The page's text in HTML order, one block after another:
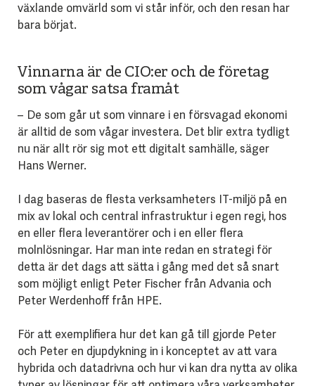
växlande omvärld som vi står inför, och den resan har
bara börjat.
Vinnarna är de CIO:er och de företag
som vågar satsa framåt
– De som går ut som vinnare i en försvagad ekonomi
är alltid de som vågar investera. Det blir extra tydligt
nu när allt rör sig mot ett digitalt samhälle, säger
Hans Werner.
I dag baseras de flesta verksamheters IT-miljö på en
mix av lokal och central infrastruktur i egen regi, hos
en eller flera leverantörer och i en eller flera
molnlösningar. Har man inte redan en strategi för
detta är det dags att sätta i gång med det så snart
som möjligt enligt Peter Fischer från Advania och
Peter Werdenhoff från HPE.
För att exemplifiera hur det kan gå till gjorde Peter
och Peter en djupdykning in i konceptet av att vara
hybrida och datadrivna och hur vi kan dra nytta av olika